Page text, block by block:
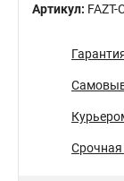
Артикул: FAZT-
Срочная